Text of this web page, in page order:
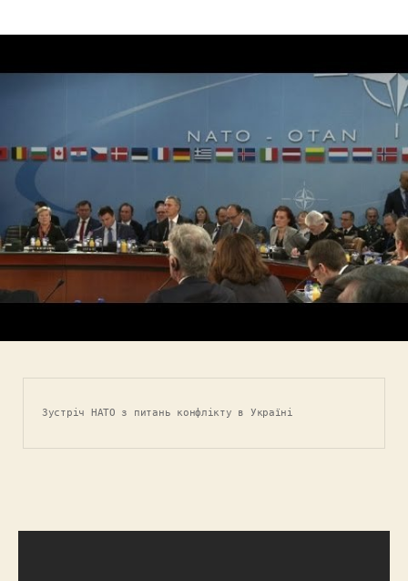
Зустріч НАТО з питань конфлікту в Україні